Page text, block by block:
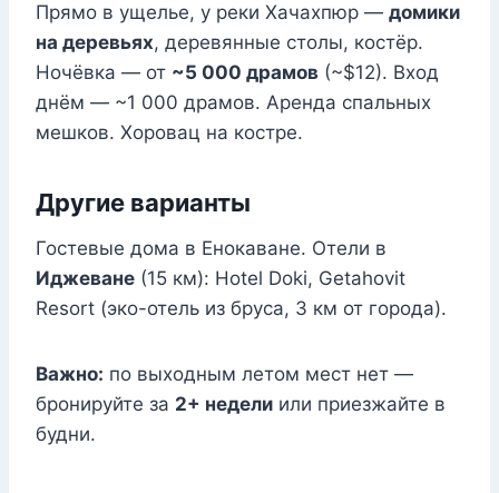
Прямо в ущелье, у реки Хачахпюр — домики
на деревьях, деревянные столы, костёр.
Ночёвка — от ~5 000 драмов (~$12). Вход
днём — ~1 000 драмов. Аренда спальных
мешков. Хоровац на костре.
Другие варианты
Гостевые дома в Енокаване. Отели в
Иджеване (15 км): Hotel Doki, Getahovit
Resort (эко-отель из бруса, 3 км от города).
Важно: по выходным летом мест нет —
бронируйте за 2+ недели или приезжайте в
будни.